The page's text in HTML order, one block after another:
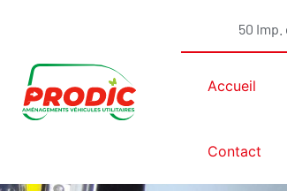
50 Imp.
Accueil
Contact